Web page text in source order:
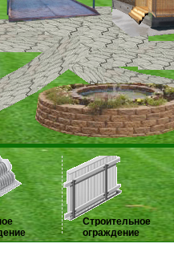
Строительное
ограждение